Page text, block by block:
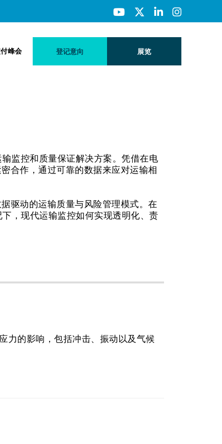
峰会 登记意向 展览
监控和质量保证解决方案。凭借在电
合作，通过可靠的数据来应对运输相
驱动的运输质量与风险管理模式。在
，现代运输监控如何实现透明化、责
力的影响，包括冲击、振动以及气候